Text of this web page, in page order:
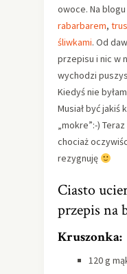
owoce. Na
rabarbarem,
śliwkami. Od
przepisu i nic w
wychodzi
Kiedyś nie
Musiał być jakiś
„mokre”:-)
chociaż
rezygnuję
Ciasto
przepis na
Kruszonka:
120 g